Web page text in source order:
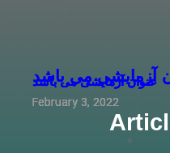
آزمایشی می باشد
February 3, 2022
عنوان آزمایشی می باشد
February 3, 2022
عنوان آزمایشی می باشد
February 3, 2022
عنوان آزمایشی می باشد
February 3, 2022
آزمایشی می باشد
February 3, 2022